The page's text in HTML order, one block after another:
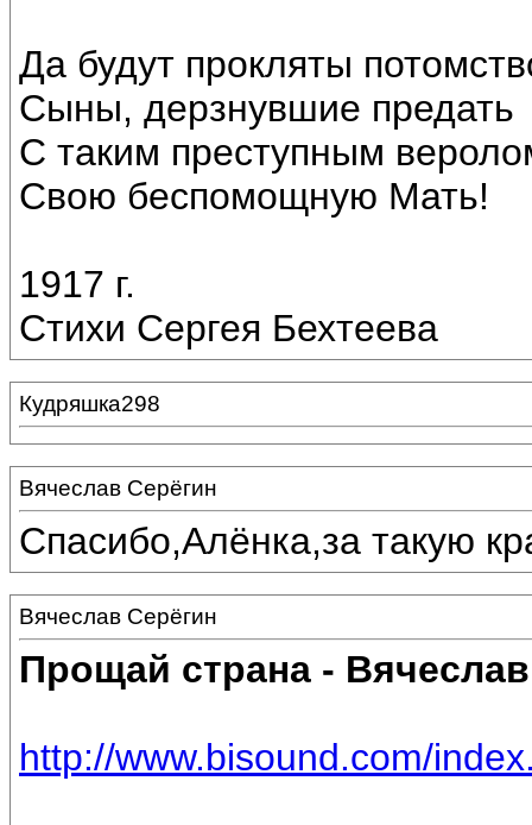
Да будут прокляты
Сыны, дерзнувшие предать
С таким преступным
Свою беспомощную Мать!
1917 г.
Стихи Сергея Бехтеева
Кудряшка298
Вячеслав Серёгин
Спасибо,Алёнка,за такую
Вячеслав Серёгин
Прощай страна -
http://www.bisound.com/